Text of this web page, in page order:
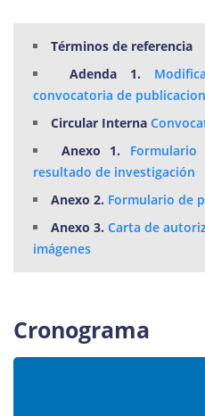
Términos de referencia
Adenda 1.
convocatoria de
Circular Interna
Anexo 1.
resultado de investigación
Anexo 2. Formulario de
Anexo 3. Carta de
imágenes
Cronograma